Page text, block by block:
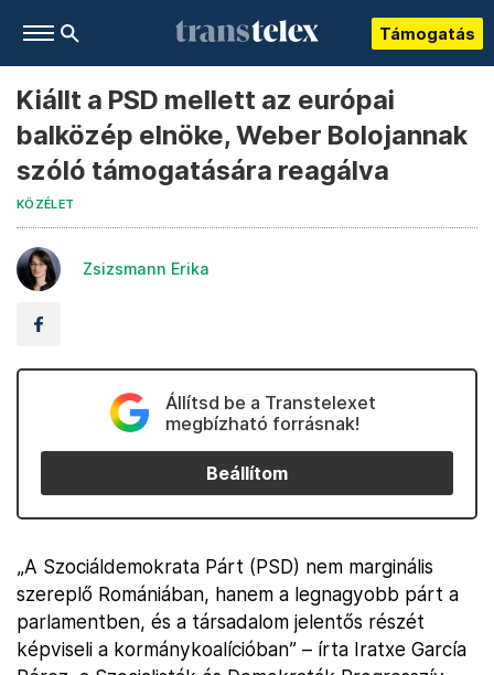
Támogatás
Kiállt a PSD mellett az európai
balközép elnöke, Weber Bolojannak
szóló támogatására reagálva
KÖZÉLET
Zsizsmann Erika
Állítsd be a Transtelexet
megbízható forrásnak!
Beállítom
„A Szociáldemokrata Párt (PSD) nem marginális
szereplő Romániában, hanem a legnagyobb párt a
parlamentben, és a társadalom jelentős részét
képviseli a kormánykoalícióban” – írta Iratxe García